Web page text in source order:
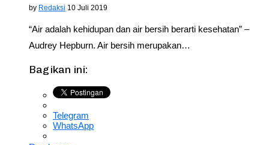
by Redaksi 10 Juli 2019
“Air adalah kehidupan dan air bersih berarti kesehatan” –
Audrey Hepburn. Air bersih merupakan…
Bagikan ini:
Telegram
WhatsApp